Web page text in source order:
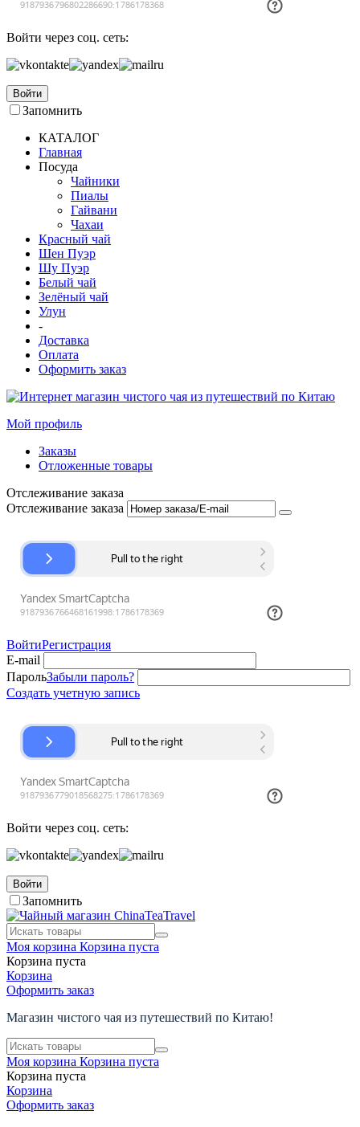
Войти через соц. сеть:
Войти
Запомнить
КАТАЛОГ
Главная
Посуда
Чайники
Пиалы
Гайвани
Чахаи
Красный чай
Шен Пуэр
Шу Пуэр
Белый чай
Зелёный чай
Улун
-
Доставка
Оплата
Оформить заказ
Мой профиль
Заказы
Отложенные товары
Отслеживание заказа
Отслеживание заказа
ВойтиРегистрация
E-mail
ПарольЗабыли пароль?
Создать учетную запись
Войти через соц. сеть:
Войти
Запомнить
Моя корзина Корзина пуста
Корзина пуста
Корзина
Оформить заказ
Магазин чистого чая из путешествий по Китаю!
Моя корзина Корзина пуста
Корзина пуста
Корзина
Оформить заказ